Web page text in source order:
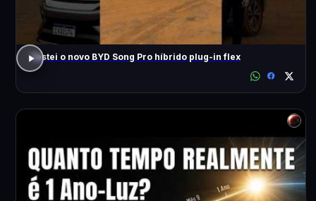
Testei o novo BYD Song Pro híbrido plug-in flex